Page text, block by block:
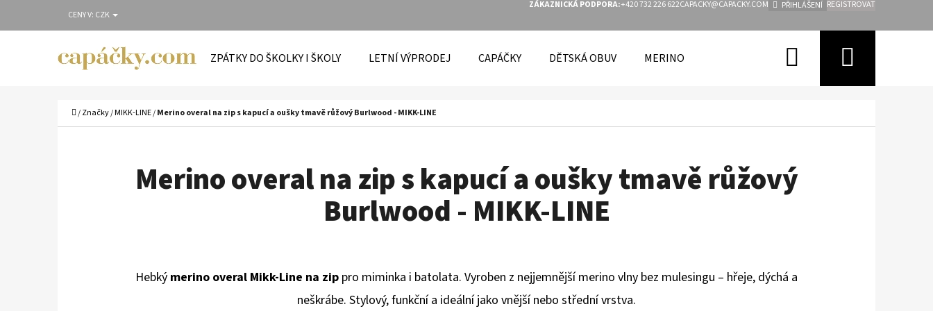
na
CENY V: CZK
ZÁKAZNICKÁ PODPORA:+420 732 226 622CAPACKY@CAPACKY.COM PŘIHLÁŠENÍ REGISTROVAT
ZPÁTKY DO ŠKOLKY I ŠKOLY LETNÍ VÝPRODEJ CAPÁČKY DĚTSKÁ OBUV MERINO Hledat
Domů
/Značky/MIKK-LINE/Merino overal na zip s kapucí a oušky tmavě růžový Burlwood - MIKK-LINE
Merino overal na zip s kapucí a oušky tmavě růžový
Burlwood - MIKK-LINE
Hebký merino overal Mikk-Line na zip pro miminka i batolata. Vyroben z nejjemnější merino vlny bez mulesingu – hřeje, dýchá a
neškrábe. Stylový, funkční a ideální jako vnější nebo střední vrstva.
O
Zpět
do
Zpět
do
DOPORUČUJEME